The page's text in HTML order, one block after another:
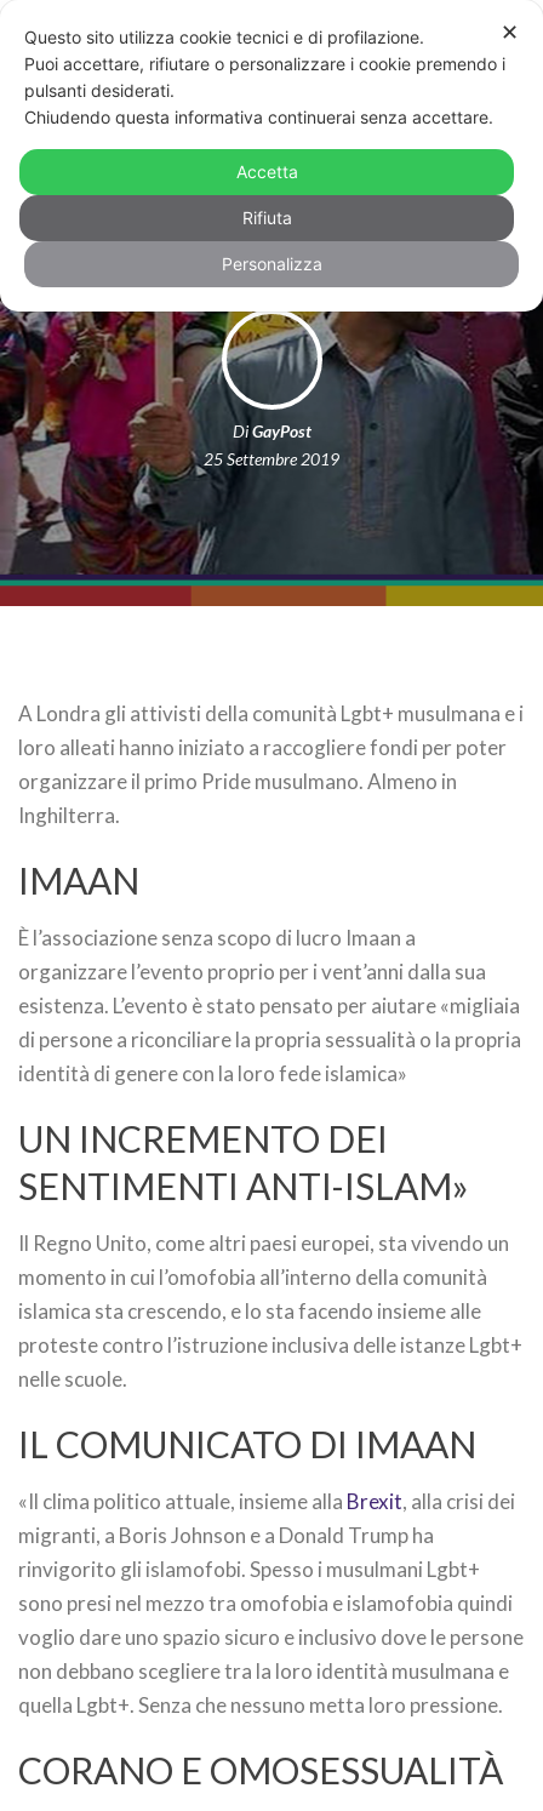
Il primo Pride musulmano? Potrebbe
tenersi a Londra l’anno prossimo
DiGayPost
25 Settembre 2019
A Londra gli attivisti della comunità Lgbt+ musulmana e i
loro alleati hanno iniziato a raccogliere fondi per poter
organizzare il primo Pride musulmano. Almeno in
Inghilterra.
IMAAN
È l’associazione senza scopo di lucro Imaan a
organizzare l’evento proprio per i vent’anni dalla sua
esistenza. L’evento è stato pensato per aiutare «migliaia
di persone a riconciliare la propria sessualità o la propria
identità di genere con la loro fede islamica»
UN INCREMENTO DEI
SENTIMENTI ANTI-ISLAM»
Il Regno Unito, come altri paesi europei, sta vivendo un
momento in cui l’omofobia all’interno della comunità
islamica sta crescendo, e lo sta facendo insieme alle
proteste contro l’istruzione inclusiva delle istanze Lgbt+
nelle scuole.
IL COMUNICATO DI IMAAN
«Il clima politico attuale, insieme alla Brexit, alla crisi dei
migranti, a Boris Johnson e a Donald Trump ha
rinvigorito gli islamofobi. Spesso i musulmani Lgbt+
sono presi nel mezzo tra omofobia e islamofobia quindi
voglio dare uno spazio sicuro e inclusivo dove le persone
non debbano scegliere tra la loro identità musulmana e
quella Lgbt+. Senza che nessuno metta loro pressione.
CORANO E OMOSESSUALITÀ
✕
Questo sito utilizza cookie tecnici e di profilazione.
Puoi accettare, rifiutare o personalizzare i cookie premendo i
pulsanti desiderati.
Chiudendo questa informativa continuerai senza accettare.
Accetta
Rifiuta
Personalizza